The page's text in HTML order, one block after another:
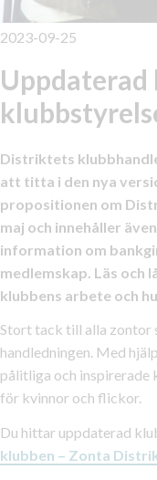
2023-09-25
Distriktets
att titta i den nya
propositionen om
maj och innehåller
information om
medlemskap. Läs och
klubbens arbete och
Stort tack till alla zontor
handledningen. Med
pålitliga och inspirerade
för kvinnor och flickor.
Du hittar uppdaterad
klubben – Zonta